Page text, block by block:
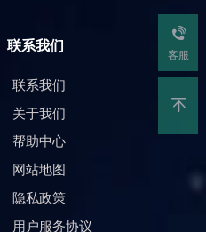
联系我们
联系我们
关于我们
帮助中心
网站地图
隐私政策
用户服务协议
客服